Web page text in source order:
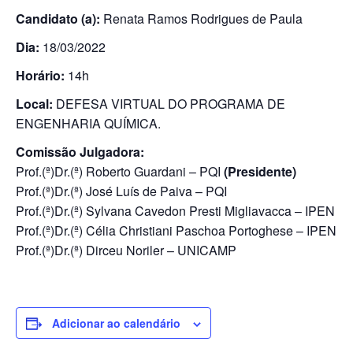
Candidato (a): Renata Ramos Rodrigues de Paula
Dia: 18/03/2022
Horário: 14h
Local: DEFESA VIRTUAL DO PROGRAMA DE
ENGENHARIA QUÍMICA.
Comissão Julgadora:
Prof.(ª)Dr.(ª) Roberto Guardani – PQI (Presidente)
Prof.(ª)Dr.(ª) José Luís de Paiva – PQI
Prof.(ª)Dr.(ª) Sylvana Cavedon Presti Migliavacca – IPEN
Prof.(ª)Dr.(ª) Célia Christiani Paschoa Portoghese – IPEN
Prof.(ª)Dr.(ª) Dirceu Noriler – UNICAMP
Adicionar ao calendário